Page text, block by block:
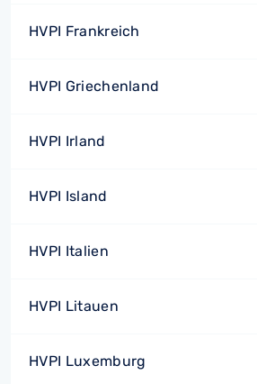
HVPI Frankreich
HVPI Griechenland
HVPI Irland
HVPI Island
HVPI Italien
HVPI Litauen
HVPI Luxemburg